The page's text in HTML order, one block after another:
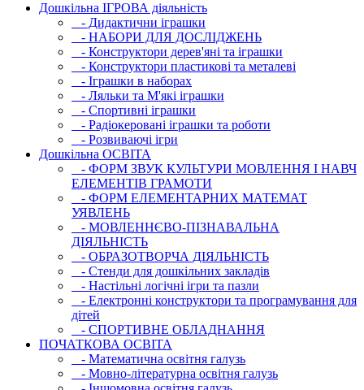
Дошкільна ІГРОВА діяльність
- Дидактични іграшки
- НАБОРИ ДЛЯ ДОСЛІДЖЕНЬ
- Конструктори дерев'яні та іграшки
- Конструктори пластикові та металеві
- Іграшки в наборах
- Ляльки та М'які іграшки
- Спортивні іграшки
- Радіокеровані іграшки та роботи
- Розвиваючі ігри
Дошкільна ОСВIТА
- ФОРМ ЗВУК КУЛЬТУРИ МОВЛЕННЯ І НАВЧ
ЕЛЕМЕНТІВ ГРАМОТИ
- ФОРМ ЕЛЕМЕНТАРНИХ МАТЕМАТ
УЯВЛЕНЬ
- МОВЛЕННЄВО-ПІЗНАВАЛЬНА
ДІЯЛЬНІСТЬ
- ОБРАЗОТВОРЧА ДІЯЛЬНІСТЬ
- Стенди для дошкільних закладів
- Настільні логічні ігри та пазли
- Електронні конструктори та програмування для
дітей
- СПОРТИВНЕ ОБЛАДНАННЯ
ПОЧАТКОВА ОСВIТА
- Математична освітня галузь
- Мовно-літературна освітня галузь